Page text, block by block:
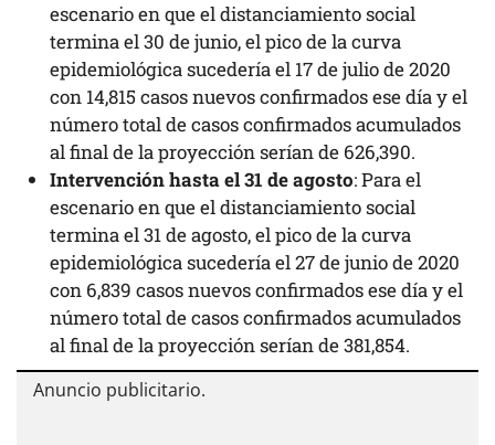
escenario en que el distanciamiento social
termina el 30 de junio, el pico de la curva
epidemiológica sucedería el 17 de julio de 2020
con 14,815 casos nuevos confirmados ese día y el
número total de casos confirmados acumulados
al final de la proyección serían de 626,390.
Intervención hasta el 31 de agosto: Para el
escenario en que el distanciamiento social
termina el 31 de agosto, el pico de la curva
epidemiológica sucedería el 27 de junio de 2020
con 6,839 casos nuevos confirmados ese día y el
número total de casos confirmados acumulados
al final de la proyección serían de 381,854.